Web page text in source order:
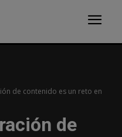
de contenido es un reto en
de